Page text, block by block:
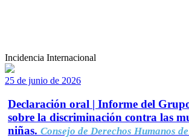
Incidencia Internacional
25 de junio de 2026
Declaración oral | Informe del
sobre la discriminación contra las
niñas. Consejo de Derechos Humanos